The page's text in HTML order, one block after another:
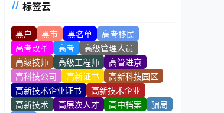
标签云
黑户 黑市 黑名单
高考移民
高考改革
高考
高级管理人员
高级技师
高级工程师
高管进京
高科技公司
高新证书
高新科技园区
高新技术企业证书
高新技术企业
高新技术
高层次人才 高中档案
骗局